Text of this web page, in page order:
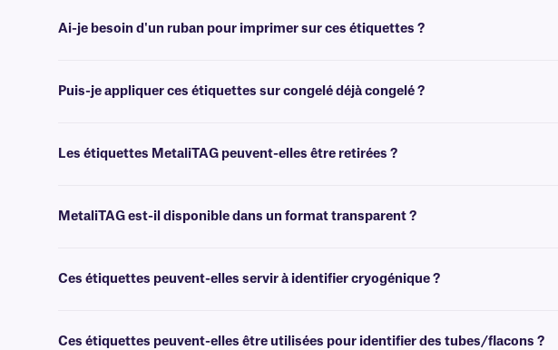
Ai-je besoin d'un ruban pour imprimer sur ces étiquettes ?
Puis-je appliquer ces étiquettes sur congelé déjà congelé ?
Les étiquettes MetaliTAG peuvent-elles être retirées ?
MetaliTAG est-il disponible dans un format transparent ?
Ces étiquettes peuvent-elles servir à identifier cryogénique ?
Ces étiquettes peuvent-elles être utilisées pour identifier des tubes/flacons ?